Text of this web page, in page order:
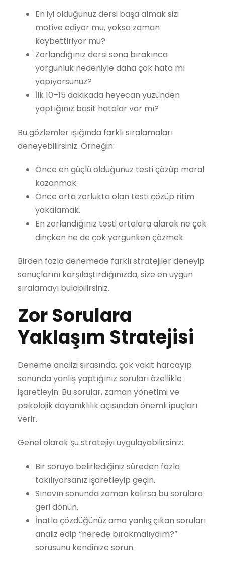
En iyi olduğunuz dersi başa almak sizi
motive ediyor mu, yoksa zaman
kaybettiriyor mu?
Zorlandığınız dersi sona bırakınca
yorgunluk nedeniyle daha çok hata mı
yapıyorsunuz?
İlk 10–15 dakikada heyecan yüzünden
yaptığınız basit hatalar var mı?
Bu gözlemler ışığında farklı sıralamaları
deneyebilirsiniz. Örneğin:
Önce en güçlü olduğunuz testi çözüp moral
kazanmak.
Önce orta zorlukta olan testi çözüp ritim
yakalamak.
En zorlandığınız testi ortalara alarak ne çok
dinçken ne de çok yorgunken çözmek.
Birden fazla denemede farklı stratejiler deneyip
sonuçlarını karşılaştırdığınızda, size en uygun
sıralamayı bulabilirsiniz.
Zor Sorulara
Yaklaşım Stratejisi
Deneme analizi sırasında, çok vakit harcayıp
sonunda yanlış yaptığınız soruları özellikle
işaretleyin. Bu sorular, zaman yönetimi ve
psikolojik dayanıklılık açısından önemli ipuçları
verir.
Genel olarak şu stratejiyi uygulayabilirsiniz:
Bir soruya belirlediğiniz süreden fazla
takılıyorsanız işaretleyip geçin.
Sınavın sonunda zaman kalırsa bu sorulara
geri dönün.
İnatla çözdüğünüz ama yanlış çıkan soruları
analiz edip “nerede bırakmalıydım?”
sorusunu kendinize sorun.